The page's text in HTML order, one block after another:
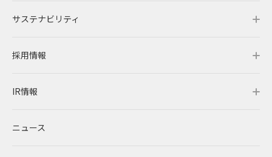
事業概要
レノバの強み
発電所・蓄電所一覧
コーポレートPPA
企業情報トップ
会社概要・アクセス
CEOメッセージ
企業理念
サステナビリティ
サステナビリティトップ
理念・ポリシー
環境
採用情報
採用情報トップ
RENOVAを知る
IR情報
IR情報トップ
ニュース